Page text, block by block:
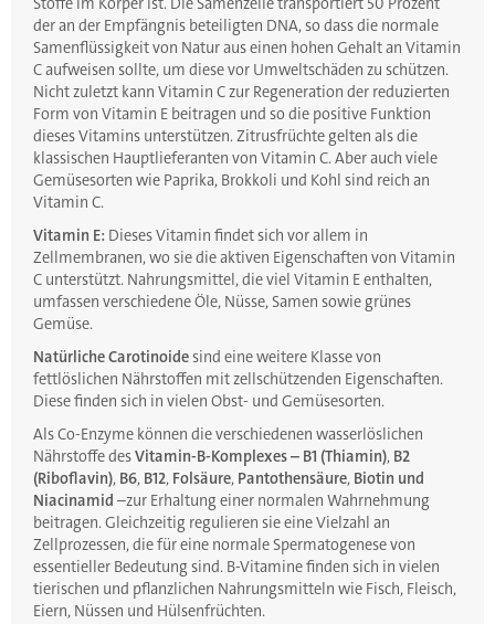
Stoffe im Körper ist. Die Samenzelle transportiert 50 Prozent
der an der Empfängnis beteiligten DNA, so dass die normale
Samenflüssigkeit von Natur aus einen hohen Gehalt an Vitamin
C aufweisen sollte, um diese vor Umweltschäden zu schützen.
Nicht zuletzt kann Vitamin C zur Regeneration der reduzierten
Form von Vitamin E beitragen und so die positive Funktion
dieses Vitamins unterstützen. Zitrusfrüchte gelten als die
klassischen Hauptlieferanten von Vitamin C. Aber auch viele
Gemüsesorten wie Paprika, Brokkoli und Kohl sind reich an
Vitamin C.
Vitamin E: Dieses Vitamin findet sich vor allem in
Zellmembranen, wo sie die aktiven Eigenschaften von Vitamin
C unterstützt. Nahrungsmittel, die viel Vitamin E enthalten,
umfassen verschiedene Öle, Nüsse, Samen sowie grünes
Gemüse.
Natürliche Carotinoidesind eine weitere Klasse von
fettlöslichen Nährstoffen mit zellschützenden Eigenschaften.
Diese finden sich in vielen Obst- und Gemüsesorten.
Als Co-Enzyme können die verschiedenen wasserlöslichen
Nährstoffe desVitamin-B-Komplexes – B1 (Thiamin), B2
(Riboflavin), B6, B12, Folsäure, Pantothensäure, Biotin und
Niacinamid –zur Erhaltung einer normalen Wahrnehmung
beitragen. Gleichzeitig regulieren sie eine Vielzahl an
Zellprozessen, die für eine normale Spermatogenese von
essentieller Bedeutung sind. B-Vitamine finden sich in vielen
tierischen und pflanzlichen Nahrungsmitteln wie Fisch, Fleisch,
Eiern, Nüssen und Hülsenfrüchten.